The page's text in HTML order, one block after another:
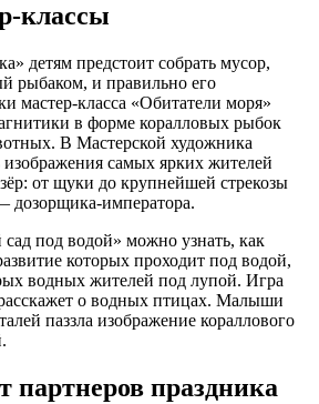
классы
детям предстоит собрать мусор,
рыбаком, и правильно его
мастер-класса «Обитатели моря»
в форме коралловых рыбок
В Мастерской художника
изображения самых ярких жителей
от щуки до крупнейшей стрекозы
дозорщика-императора.
под водой» можно узнать, как
которых проходит под водой,
водных жителей под лупой. Игра
о водных птицах. Малыши
паззла изображение кораллового
партнеров праздника